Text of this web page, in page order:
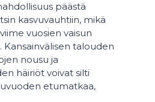
päästä
kasvuvauhtiin, mikä
vuosien vaisun
Kansainvälisen talouden
nousu ja
häiriöt voivat silti
etumatkaa,